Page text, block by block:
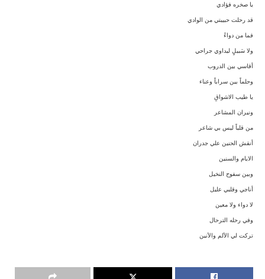
يا صخره فؤادي
قد رحلت حبيبتي من الوادي
فما من دواءً
ولا سَبيلٍ ليداوي جراحي
أقاسي بين الدروب
وحلماً بين سراباً وعناء
يا طيب الاشواقِ
ونيران المشاعر
من قلباً ليس بي شاعر
أنقش الحنين علي جدران
الايام والسنين
وبين سفوح النخيل
أناجي وقلبي عليل
لا دواء ولا معين
وفي رحله الترحال
تركت لي الألم والأنين